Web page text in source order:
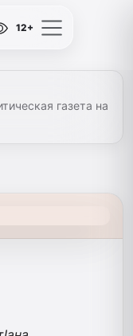
12+
газета на